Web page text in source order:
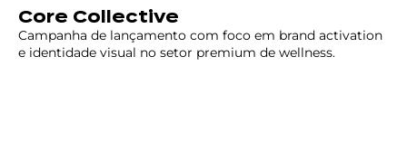
Core Collective
Campanha de lançamento com foco em brand activation
e identidade visual no setor premium de wellness.